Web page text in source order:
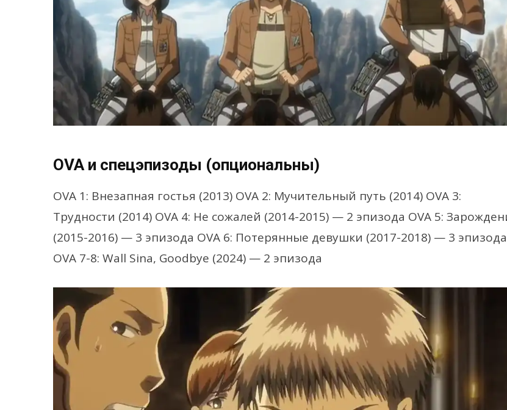
OVA и спецэпизоды (опциональны)
OVA 1: Внезапная гостья (2013) OVA 2: Мучительный путь (2014) OVA 3:
Трудности (2014) OVA 4: Не сожалей (2014-2015) — 2 эпизода OVA 5:
(2015-2016) — 3 эпизода OVA 6: Потерянные девушки (2017-2018) — 3 эпизода
OVA 7-8: Wall Sina, Goodbye (2024) — 2 эпизода